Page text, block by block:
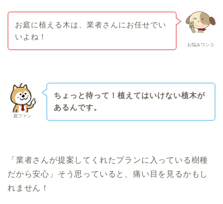
お悩みワンコ
お庭に植える木は、業者さんにお任せでい
いよね！
庭ファン
ちょっと待って！植えてはいけない植木が
あるんです。
「業者さんが提案してくれたプランに入っている樹種
だから安心」そう思っていると、痛い目を見るかもし
れません！